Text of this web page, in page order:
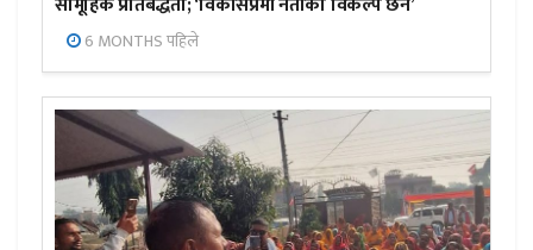
6 MONTHS पहिले